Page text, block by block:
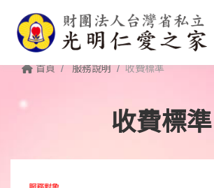
首頁 服務說明 收費標準
收費標準